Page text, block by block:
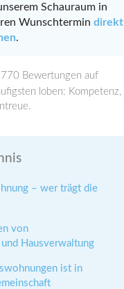
Schauraum in
Wunschtermin direkt
.
770 Bewertungen auf
loben: Kompetenz,
– wer trägt die
von
Hausverwaltung
ist in